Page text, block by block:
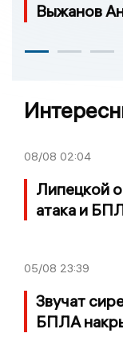
Выжанов
08/08 02:04
Липецкой
атака и
05/08 23:39
Звучат
БПЛА